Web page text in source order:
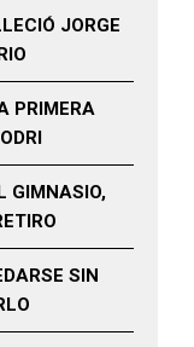
JORGE
PRIMERA
GIMNASIO,
SIN